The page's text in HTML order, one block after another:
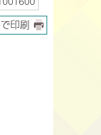
印刷